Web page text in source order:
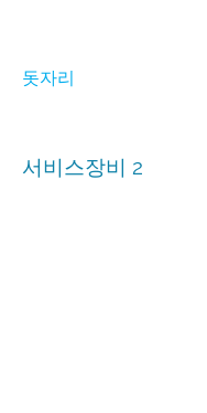
돗자리
서비스장비 2